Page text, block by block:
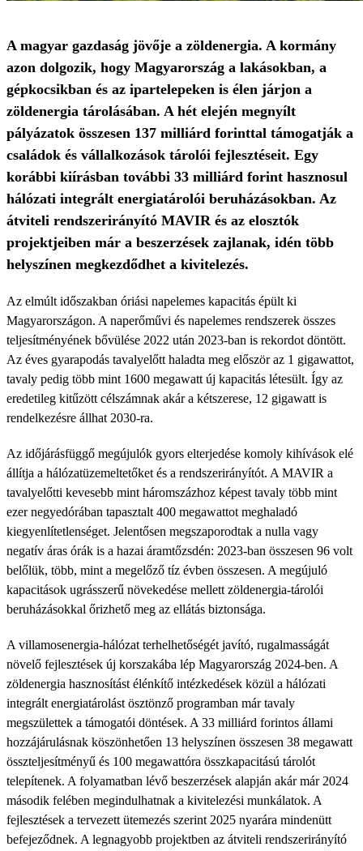
A magyar gazdaság jövője a zöldenergia. A kormány
azon dolgozik, hogy Magyarország a lakásokban, a
gépkocsikban és az ipartelepeken is élen járjon a
zöldenergia tárolásában. A hét elején megnyílt
pályázatok összesen 137 milliárd forinttal támogatják a
családok és vállalkozások tárolói fejlesztéseit. Egy
korábbi kiírásban további 33 milliárd forint hasznosul
hálózati integrált energiatárolói beruházásokban. Az
átviteli rendszerirányító MAVIR és az elosztók
projektjeiben már a beszerzések zajlanak, idén több
helyszínen megkezdődhet a kivitelezés.
Az elmúlt időszakban óriási napelemes kapacitás épült ki
Magyarországon. A naperőművi és napelemes rendszerek összes
teljesítményének bővülése 2022 után 2023-ban is rekordot döntött.
Az éves gyarapodás tavalyelőtt haladta meg először az 1 gigawattot,
tavaly pedig több mint 1600 megawatt új kapacitás létesült. Így az
eredetileg kitűzött célszámnak akár a kétszerese, 12 gigawatt is
rendelkezésre állhat 2030-ra.
Az időjárásfüggő megújulók gyors elterjedése komoly kihívások elé
állítja a hálózatüzemeltetőket és a rendszerirányítót. A MAVIR a
tavalyelőtti kevesebb mint háromszázhoz képest tavaly több mint
ezer negyedórában tapasztalt 400 megawattot meghaladó
kiegyenlítetlenséget. Jelentősen megszaporodtak a nulla vagy
negatív áras órák is a hazai áramtőzsdén: 2023-ban összesen 96 volt
belőlük, több, mint a megelőző tíz évben összesen. A megújuló
kapacitások ugrásszerű növekedése mellett zöldenergia-tárolói
beruházásokkal őrizhető meg az ellátás biztonsága.
A villamosenergia-hálózat terhelhetőségét javító, rugalmasságát
növelő fejlesztések új korszakába lép Magyarország 2024-ben. A
zöldenergia hasznosítást élénkítő intézkedések közül a hálózati
integrált energiatárolást ösztönző programban már tavaly
megszülettek a támogatói döntések. A 33 milliárd forintos állami
hozzájárulásnak köszönhetően 13 helyszínen összesen 38 megawatt
összteljesítményű és 100 megawattóra összkapacitású tárolót
telepítenek. A folyamatban lévő beszerzések alapján akár már 2024
második felében megindulhatnak a kivitelezési munkálatok. A
fejlesztések a tervezett ütemezés szerint 2025 nyarára mindenütt
befejeződnek. A legnagyobb projektben az átviteli rendszerirányító